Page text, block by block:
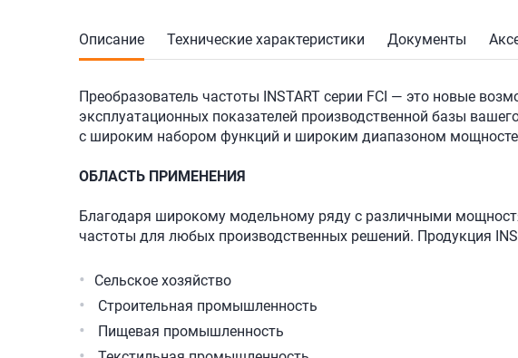
Описание Технические характеристики Документы
Преобразователь частоты INSTART серии FCI — это новые
эксплуатационных показателей производственной базы
с широким набором функций и широким диапазоном
ОБЛАСТЬ ПРИМЕНЕНИЯ
Благодаря широкому модельному ряду с различными
частоты для любых производственных решений. Продукция
Сельское хозяйство
Строительная промышленность
Пищевая промышленность